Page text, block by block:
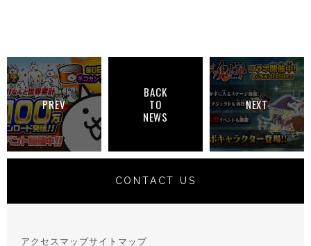
PREV
BACK
TO
NEWS
NEXT
CONTACT US
アクセスマップサイトマップ